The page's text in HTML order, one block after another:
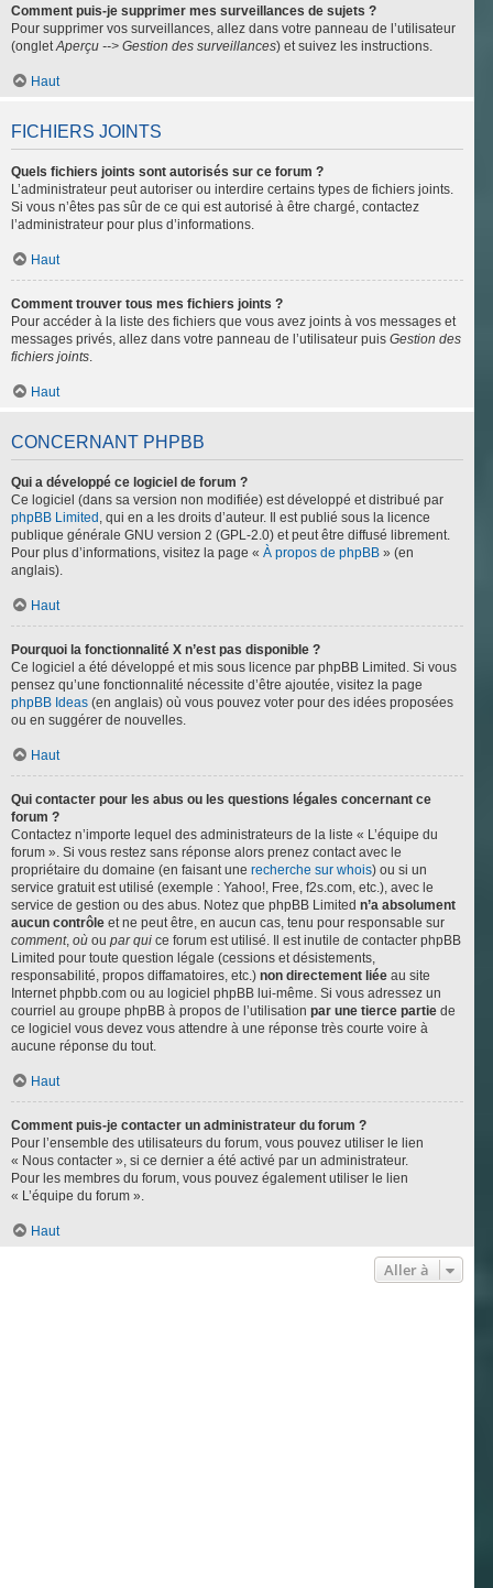
Comment puis-je supprimer mes surveillances de sujets ?
Pour supprimer vos surveillances, allez dans votre panneau de l’utilisateur
(ongletAperçu --> Gestion des surveillances) et suivez les instructions.
Haut
FICHIERS JOINTS
Quels fichiers joints sont autorisés sur ce forum ?
L’administrateur peut autoriser ou interdire certains types de fichiers joints.
Si vous n’êtes pas sûr de ce qui est autorisé à être chargé, contactez
l’administrateur pour plus d’informations.
Haut
Comment trouver tous mes fichiers joints ?
Pour accéder à la liste des fichiers que vous avez joints à vos messages et
messages privés, allez dans votre panneau de l’utilisateur puis Gestion des
fichiers joints.
Haut
CONCERNANT PHPBB
Qui a développé ce logiciel de forum ?
Ce logiciel (dans sa version non modifiée) est développé et distribué par
phpBB Limited , qui en a les droits d’auteur. Il est publié sous la licence
publique générale GNU version 2 (GPL-2.0) et peut être diffusé librement.
Pour plus d’informations, visitez la page « À propos de phpBB » (en
anglais).
Haut
Pourquoi la fonctionnalité X n’est pas disponible ?
Ce logiciel a été développé et mis sous licence par phpBB Limited. Si vous
pensez qu’une fonctionnalité nécessite d’être ajoutée, visitez la page
phpBB Ideas (en anglais) où vous pouvez voter pour des idées proposées
ou en suggérer de nouvelles.
Haut
Qui contacter pour les abus ou les questions légales concernant ce
forum ?
Contactez n’importe lequel des administrateurs de la liste « L’équipe du
forum ». Si vous restez sans réponse alors prenez contact avec le
propriétaire du domaine (en faisant une recherche sur whois) ou si un
service gratuit est utilisé (exemple : Yahoo!, Free, f2s.com, etc.), avec le
service de gestion ou des abus. Notez que phpBB Limited n’a absolument
aucun contrôle et ne peut être, en aucun cas, tenu pour responsable sur
comment, où ou par qui ce forum est utilisé. Il est inutile de contacter phpBB
Limited pour toute question légale (cessions et désistements,
responsabilité, propos diffamatoires, etc.) non directement liée au site
Internet phpbb.com ou au logiciel phpBB lui-même. Si vous adressez un
courriel au groupe phpBB à propos de l’utilisation par une tierce partie de
ce logiciel vous devez vous attendre à une réponse très courte voire à
aucune réponse du tout.
Haut
Comment puis-je contacter un administrateur du forum ?
Pour l’ensemble des utilisateurs du forum, vous pouvez utiliser le lien
« Nous contacter », si ce dernier a été activé par un administrateur.
Pour les membres du forum, vous pouvez également utiliser le lien
« L’équipe du forum ».
Haut
Aller à